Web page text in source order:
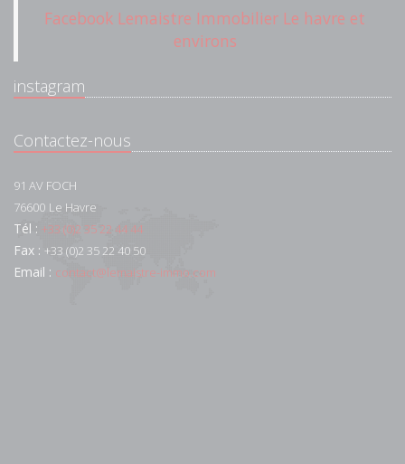
Facebook Lemaistre Immobilier Le havre et
environs
instagram
Contactez-nous
91 AV FOCH
76600 Le Havre
Tél : +33 (0)2 35 22 44 44
Fax : +33 (0)2 35 22 40 50
Email : contact@lemaistre-immo.com